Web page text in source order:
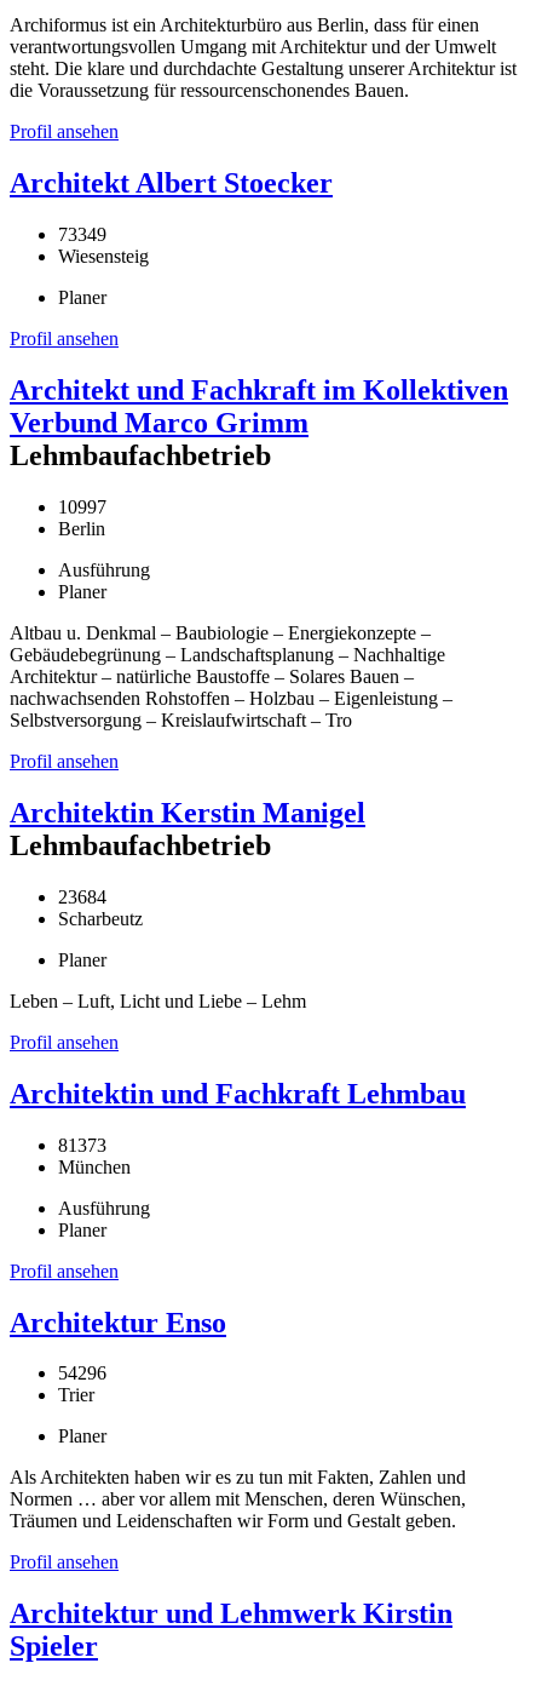
Archiformus ist ein Architekturbüro aus Berlin, dass für einen
verantwortungsvollen Umgang mit Architektur und der Umwelt
steht. Die klare und durchdachte Gestaltung unserer Architektur ist
die Voraussetzung für ressourcenschonendes Bauen.
Profil ansehen
Architekt Albert Stoecker
73349
Wiesensteig
Planer
Profil ansehen
Architekt und Fachkraft im Kollektiven
Verbund Marco Grimm
Lehmbaufachbetrieb
10997
Berlin
Ausführung
Planer
Altbau u. Denkmal – Baubiologie – Energiekonzepte –
Gebäudebegrünung – Landschaftsplanung – Nachhaltige
Architektur – natürliche Baustoffe – Solares Bauen –
nachwachsenden Rohstoffen – Holzbau – Eigenleistung –
Selbstversorgung – Kreislaufwirtschaft – Tro
Profil ansehen
Architektin Kerstin Manigel
Lehmbaufachbetrieb
23684
Scharbeutz
Planer
Leben – Luft, Licht und Liebe – Lehm
Profil ansehen
Architektin und Fachkraft Lehmbau
81373
München
Ausführung
Planer
Profil ansehen
Architektur Enso
54296
Trier
Planer
Als Architekten haben wir es zu tun mit Fakten, Zahlen und
Normen … aber vor allem mit Menschen, deren Wünschen,
Träumen und Leidenschaften wir Form und Gestalt geben.
Profil ansehen
Architektur und Lehmwerk Kirstin
Spieler